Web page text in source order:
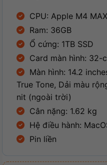
CPU: Apple M4
Ram: 36GB
Ổ cứng: 1TB SSD
Card màn hình: 32-
Màn hình: 14.2
True Tone, Dải màu
nit (ngoài trời)
Cân nặng: 1.62 kg
Hệ điều hành:
Pin liền